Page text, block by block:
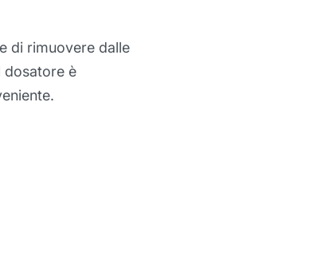
riesce a
mie mani sono
impossibile